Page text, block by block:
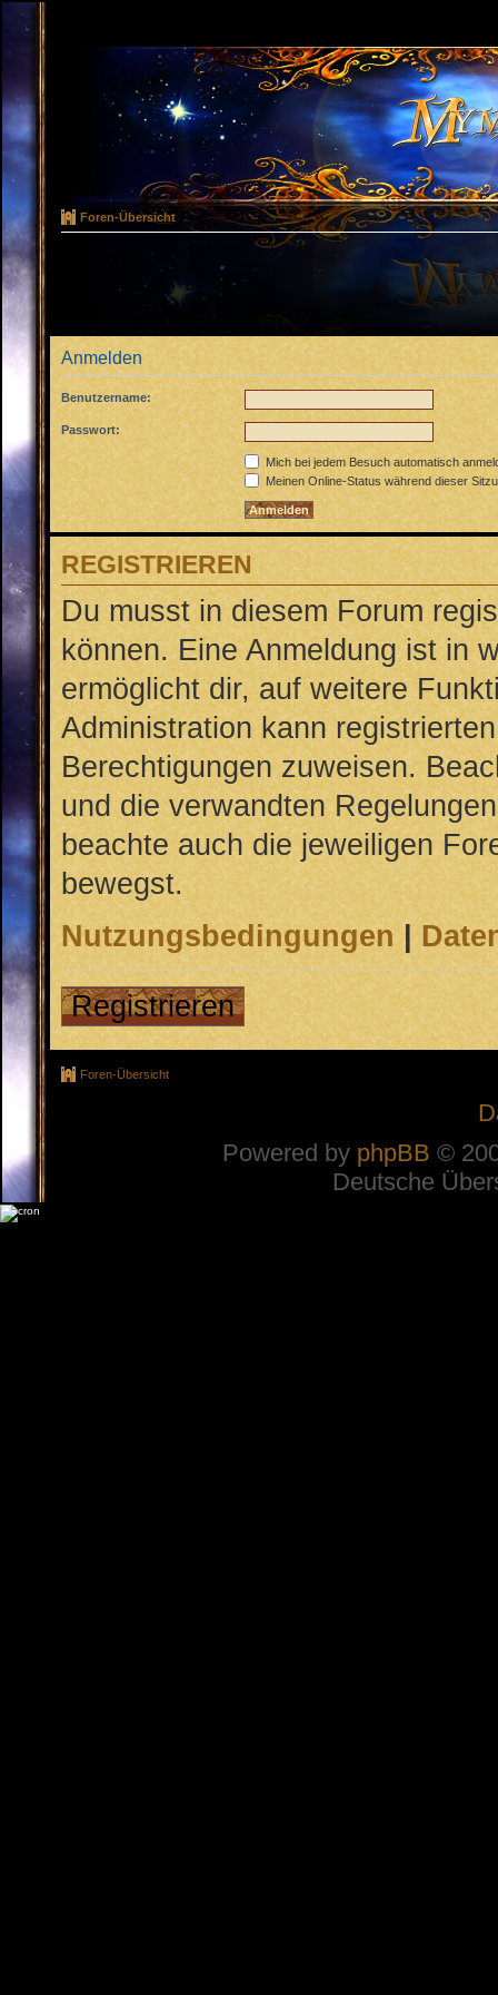
Foren-Übersicht
Anmelden
Benutzername:
Passwort:
Mich bei jedem Besuch automatisch
Meinen Online-Status während dieser
REGISTRIEREN
Du musst in diesem Forum
können. Eine Anmeldung ist in
ermöglicht dir, auf weitere
Administration kann
Berechtigungen zuweisen.
und die verwandten
beachte auch die jeweiligen
bewegst.
Nutzungsbedingungen|
Registrieren
Foren-Übersicht
Powered by phpBB ©
Deutsche